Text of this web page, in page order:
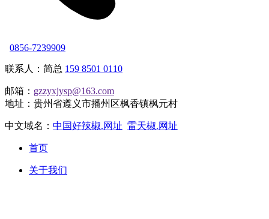
0856-7239909
联系人：简总 159 8501 0110
邮箱： gzzyxjysp@163.com
地址：贵州省遵义市播州区枫香镇枫元村
中文域名： 中国好辣椒.网址 雷天椒.网址
首页
关于我们